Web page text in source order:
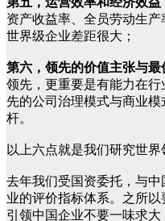
资产收益率、全员劳动生
世界级企业差距很大；
第六，领先的价值主张与最
领先，更重要是有能力在
先的公司治理模式与商业
杆。
以上六点就是我们研究世界
去年我们受国资委托，与
业的评价指标体系。之所
引领中国企业不要一味求